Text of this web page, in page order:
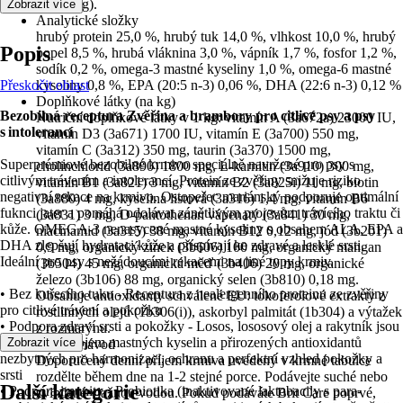
buněk/kg).
Analytické složky
hrubý protein 25,0 %, hrubý tuk 14,0 %, vlhkost 10,0 %, hrubý
popel 8,5 %, hrubá vláknina 3,0 %, vápník 1,7 %, fosfor 1,2 %,
sodík 0,2 %, omega-3 mastné kyseliny 1,0 %, omega-6 mastné
kyseliny 0,8 %, EPA (20:5 n-3) 0,06 %, DHA (22:6 n-3) 0,12 %
Doplňkové látky (na kg)
Nutriční doplňkové látky v 1 kg: vitamín A (3a672a) 23000 IU,
vitamín D3 (3a671) 1700 IU, vitamín E (3a700) 550 mg,
vitamín C (3a312) 350 mg, taurin (3a370) 1500 mg,
cholinchlorid (3a890) 1800 mg, L-karnitin (3a910) 300 mg,
vitamín B1 (3a821) 3 mg, vitamín B2 (3a825i) 11 mg, biotin
(3a880) 4 mg, kyselina listová (3a316) 1,4 mg, vitamín B6
(3a831) 3 mg, D-pantothenan vápenatý (3a841) 30 mg,
niacinamid (3a315) 38 mg, vitamín B12 0,12 mg, jód (3b201)
0,9 mg, organický zinek (3b606) 100 mg, organický mangan
(3b504) 45 mg, organická měď (3b406) 20 mg, organické
železo (3b106) 88 mg, organický selen (3b810) 0,18 mg.
Obsahuje antioxidanty schválené EU: tokoferolové extrakty z
rostlinných olejů (1b306(i)), askorbyl palmitát (1b304) a výtažek
z rozmarýnu.
Krmný návod
Doporučený denní příjem krmiva uvedený v krmné tabulce
rozdělte během dne na 1-2 stejné porce. Podávejte suché nebo
zvlhčené vlažnou vodou. Pokud podáváte Brit Care poprvé,
Zobrazit více
Popis
Přeskočit oblast
Bezobilná receptura Zvěřina a brambory pro citlivé psy a psy
s intolerancí
Superprémiové bezobilné krmivo speciálně navržené pro psy s
citlivým trávením a intolerancí. Protein ze zvěřiny snižuje riziko
negativní rekace na krmivo. Ostopeřec mariánský podporuje optimální
fuknci jater a pomáhá odolávat zánětlivým projevům trávícího traktu či
kůže. OMEGA-3 nenasycené mastné kyseliny s obsahem ALA, EPA a
DHA zlepšují hydrataci kůže a příspívají ke zdravé a lesklé srsti.
Ideální pro psy s nežádoucími rekacemi na jiné typy krmiv.
• Bez kuřecího tuku - Receptura z nealergenního proteinu ze zvěřiny
pro citlivé trávení a pokožku
• Podpora zdraví srsti a pokožky - Losos, lososový olej a rakytník jsou
výtečným zdrojem mastných kyselin a přirozených antioxidantů
nezbytných pro harmonizaci, ochranu a perfektní vzhled pokožky a
srsti
• Podpora imunity - Probiotika (inaktivované laktobacily s para-
Zobrazit více
Další kategorie